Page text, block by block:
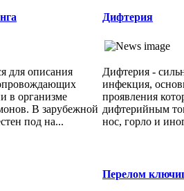
для описания
в организме
В зарубежной
под на...
Дифтерия
Дифтерия -
инфекция,
проявления
дифтерийным
нос, горло и
Перелом